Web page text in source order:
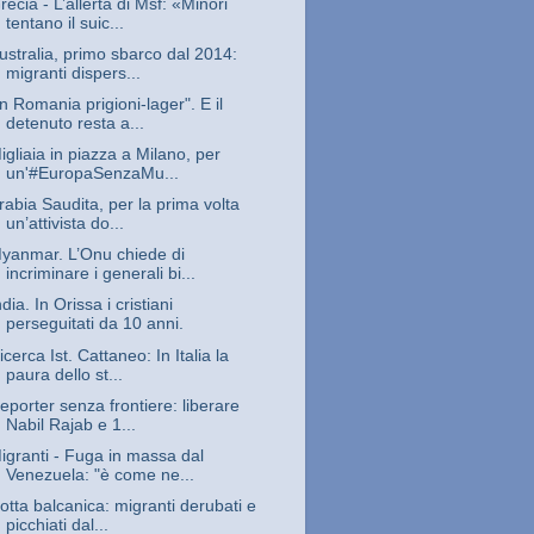
- L’allerta di Msf: «Minori
tentano il suic...
primo sbarco dal 2014:
migranti dispers...
Romania prigioni-lager". E il
detenuto resta a...
in piazza a Milano, per
un'#EuropaSenzaMu...
Saudita, per la prima volta
un’attivista do...
L’Onu chiede di
incriminare i generali bi...
In Orissa i cristiani
perseguitati da 10 anni.
Ist. Cattaneo: In Italia la
paura dello st...
senza frontiere: liberare
Nabil Rajab e 1...
- Fuga in massa dal
Venezuela: "è come ne...
balcanica: migranti derubati e
picchiati dal...